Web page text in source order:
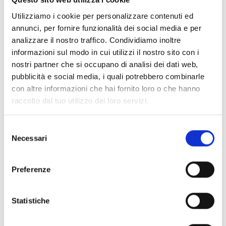
Utilizziamo i cookie per personalizzare contenuti ed
annunci, per fornire funzionalità dei social media e per
analizzare il nostro traffico. Condividiamo inoltre
informazioni sul modo in cui utilizzi il nostro sito con i
nostri partner che si occupano di analisi dei dati web,
pubblicità e social media, i quali potrebbero combinarle
con altre informazioni che hai fornito loro o che hanno
raccolto dal tuo utilizzo dei loro servizi.
delNecessari
Preferenze
Statistiche
INTÉGRATION ET OPTIONS
SUPPLÉMENTAIRES